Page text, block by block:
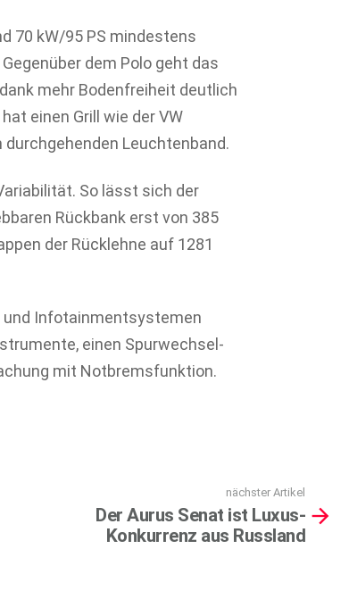
70 kW/95 PS mindestens
dem Polo geht das
mehr Bodenfreiheit deutlich
einen Grill wie der VW
Leuchtenband.
So lässt sich der
Rückbank erst von 385
der Rücklehne auf 1281
und Infotainmentsystemen
einen Spurwechsel-
mit Notbremsfunktion.
nächster Artikel
Der Aurus Senat ist Luxus-
Konkurrenz aus Russland